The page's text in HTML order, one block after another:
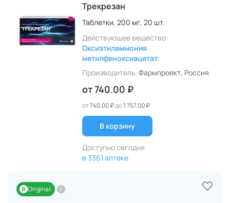
Трекрезан
Таблетки, 200 мг, 20 шт.
Действующее вещество:
Оксиэтиламмония
метилфеноксиацетат
Производитель: Фармпроект, Россия
от740.00 ₽
от740.00 ₽до1 757.00 ₽
В корзину
Доступно сегодня
в 3361 аптеке
Original